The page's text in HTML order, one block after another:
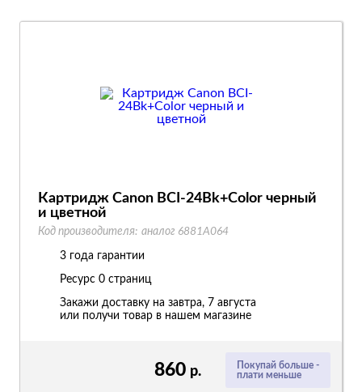
Покупай больше -
плати меньше
860 р.
Картридж Canon BCI-24Bk+Color черный
и цветной
Код производителя: аналог 6881A064
3 года гарантии
Ресурс 0 страниц
Закажи доставку на завтра, 7 августа
или получи товар в нашем магазине